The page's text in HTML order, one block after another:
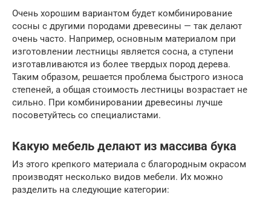
Очень хорошим вариантом будет комбинирование
сосны с другими породами древесины — так делают
очень часто. Например, основным материалом при
изготовлении лестницы является сосна, а ступени
изготавливаются из более твердых пород дерева.
Таким образом, решается проблема быстрого износа
степеней, а общая стоимость лестницы возрастает не
сильно. При комбинировании древесины лучше
посоветуйтесь со специалистами.
Какую мебель делают из массива бука
Из этого крепкого материала с благородным окрасом
производят несколько видов мебели. Их можно
разделить на следующие категории: